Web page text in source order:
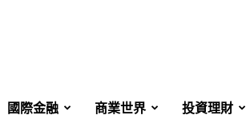
國際金融 商業世界 投資理財